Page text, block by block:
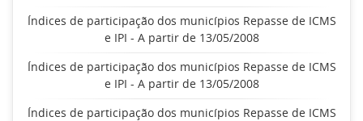
Índices de participação dos municípios Repasse de ICMS
e IPI - A partir de 13/05/2008
Índices de participação dos municípios Repasse de ICMS
e IPI - A partir de 13/05/2008
Índices de participação dos municípios Repasse de ICMS